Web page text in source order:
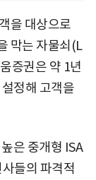
을 대상으로
막는 자물쇠(L
증권은 약 1년
정해 고객을
은 중개형 ISA
들의 파격적